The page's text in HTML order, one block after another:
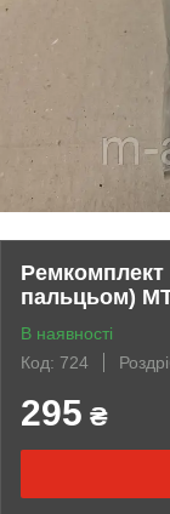
Ремкомплект
пальцьом)
В наявності
Код: 724
295 ₴